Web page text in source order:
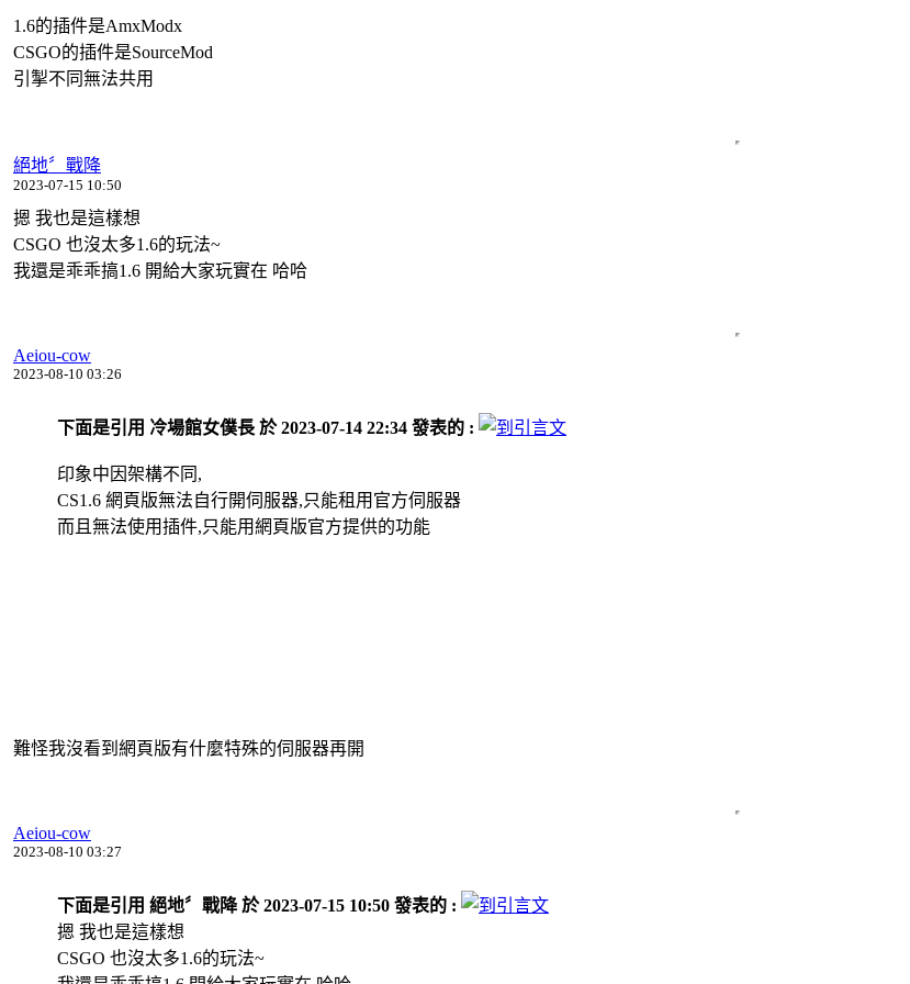
1.6的插件是AmxModx
CSGO的插件是SourceMod
引掣不同無法共用
絕地〞戰降
2023-07-15 10:50
摁 我也是這樣想
CSGO 也沒太多1.6的玩法~
我還是乖乖搞1.6 開給大家玩實在 哈哈
Aeiou-cow
2023-08-10 03:26
下面是引用 冷場館女僕長 於 2023-07-14 22:34 發表的 :
印象中因架構不同,
CS1.6 網頁版無法自行開伺服器,只能租用官方伺服器
而且無法使用插件,只能用網頁版官方提供的功能
難怪我沒看到網頁版有什麼特殊的伺服器再開
Aeiou-cow
2023-08-10 03:27
下面是引用 絕地〞戰降 於 2023-07-15 10:50 發表的 :
摁 我也是這樣想
CSGO 也沒太多1.6的玩法~